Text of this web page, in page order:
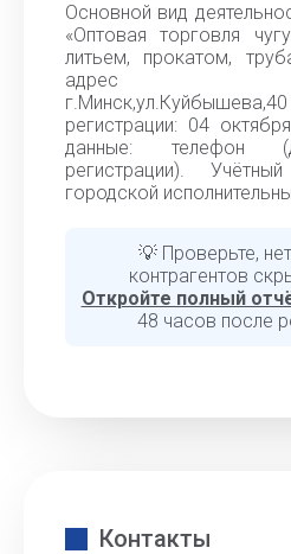
Основной вид
«Оптовая торговля
литьем, прокатом,
адрес
регистрации: 04
данные: телефон
регистрации).
городской
💡 Проверьте,
контрагентов
Откройте полный
48 часов после
Контакты